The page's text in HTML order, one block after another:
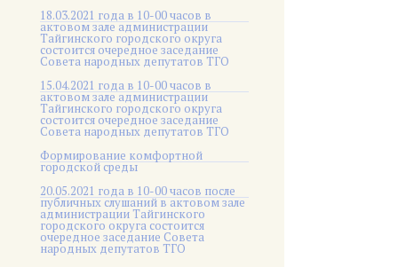
18.03.2021 года в 10-00 часов в
актовом зале администрации
Тайгинского городского округа
состоится очередное заседание
Совета народных депутатов ТГО
15.04.2021 года в 10-00 часов в
актовом зале администрации
Тайгинского городского округа
состоится очередное заседание
Совета народных депутатов ТГО
Формирование комфортной
городской среды
20.05.2021 года в 10-00 часов после
публичных слушаний в актовом зале
администрации Тайгинского
городского округа состоится
очередное заседание Совета
народных депутатов ТГО